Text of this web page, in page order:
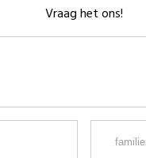
Vraag het ons!